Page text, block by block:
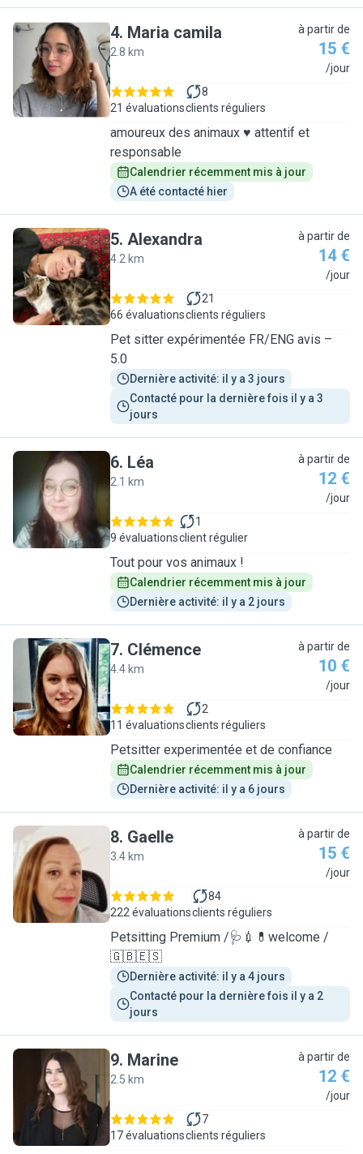
M
4. Maria camila
2.8 km
à partir de
15 €
/jour
21 évaluations
8
clients réguliers
amoureux des animaux ♥️ attentif et
responsable
Calendrier récemment mis à jour
A été contacté hier
A
5. Alexandra
4.2 km
à partir de
14 €
/jour
66 évaluations
21
clients réguliers
Pet sitter expérimentée FR/ENG avis –
5.0
Dernière activité: il y a 3 jours
Contacté pour la dernière fois il y a 3
jours
L
6. Léa
2.1 km
à partir de
12 €
/jour
9 évaluations
1
client régulier
Tout pour vos animaux !
Calendrier récemment mis à jour
Dernière activité: il y a 2 jours
C
7. Clémence
4.4 km
à partir de
10 €
/jour
11 évaluations
2
clients réguliers
Petsitter experimentée et de confiance
Calendrier récemment mis à jour
Dernière activité: il y a 6 jours
G
8. Gaelle
3.4 km
à partir de
15 €
/jour
222 évaluations
84
clients réguliers
Petsitting Premium /🩺💉💊welcome /
🇬🇧🇪🇸
Dernière activité: il y a 4 jours
Contacté pour la dernière fois il y a 2
jours
M
9. Marine
2.5 km
à partir de
12 €
/jour
17 évaluations
7
clients réguliers